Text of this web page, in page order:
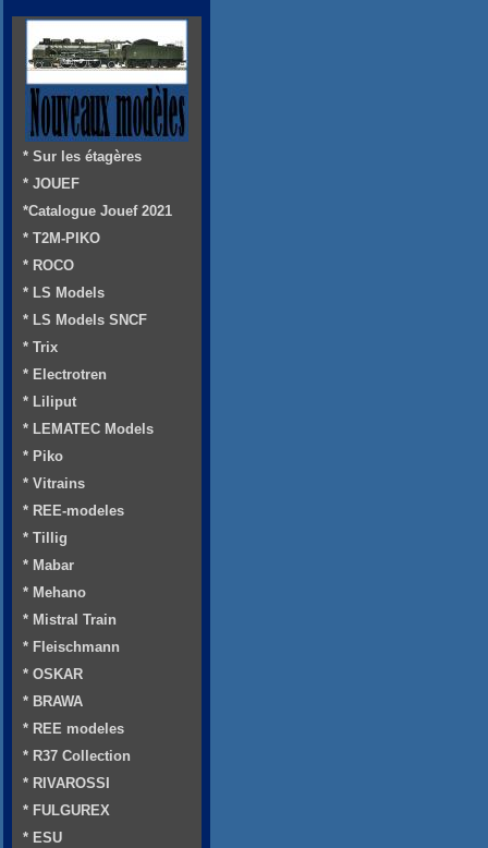
* Sur les étagères
* JOUEF
*Catalogue Jouef 2021
* T2M-PIKO
* ROCO
* LS Models
* LS Models SNCF
* Trix
* Electrotren
* Liliput
* LEMATEC Models
* Piko
* Vitrains
* REE-modeles
* Tillig
* Mabar
* Mehano
* Mistral Train
* Fleischmann
* OSKAR
* BRAWA
* REE modeles
* R37 Collection
* RIVAROSSI
* FULGUREX
* ESU